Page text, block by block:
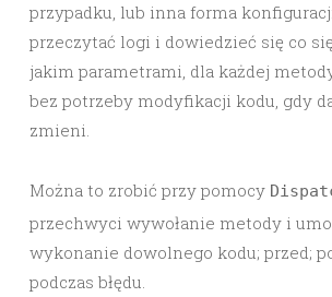
przypadku, lub inna forma
przeczytać logi i dowiedzieć się co
jakim parametrami, dla każdej
bez potrzeby modyfikacji kodu, gdy
zmieni.
Można to zrobić przy pomocy
przechwyci wywołanie metody i
wykonanie dowolnego kodu; przed;
podczas błędu.